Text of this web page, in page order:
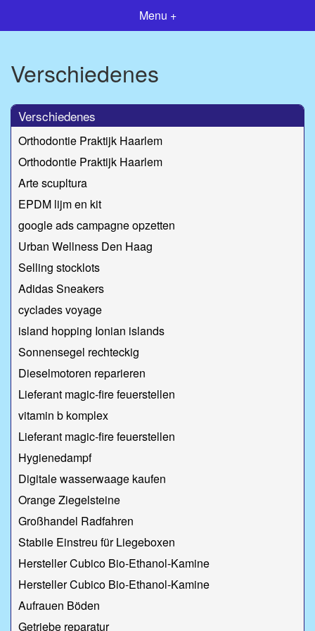
Menu +
Verschiedenes
Verschiedenes
Orthodontie Praktijk Haarlem
Orthodontie Praktijk Haarlem
Arte scupltura
EPDM lijm en kit
google ads campagne opzetten
Urban Wellness Den Haag
Selling stocklots
Adidas Sneakers
cyclades voyage
island hopping Ionian islands
Sonnensegel rechteckig
Dieselmotoren reparieren
Lieferant magic-fire feuerstellen
vitamin b komplex
Lieferant magic-fire feuerstellen
Hygienedampf
Digitale wasserwaage kaufen
Orange Ziegelsteine
Großhandel Radfahren
Stabile Einstreu für Liegeboxen
Hersteller Cubico Bio-Ethanol-Kamine
Hersteller Cubico Bio-Ethanol-Kamine
Aufrauen Böden
Getriebe reparatur